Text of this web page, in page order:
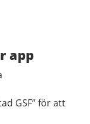
app
GSF” för att